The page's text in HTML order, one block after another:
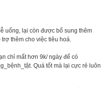
uống, lại còn được bổ sung thêm
thêm cho việc tiêu hoá.
chỉ mất hơn 9k/ ngày để có
. Quá tốt mà lại cực rẻ luôn